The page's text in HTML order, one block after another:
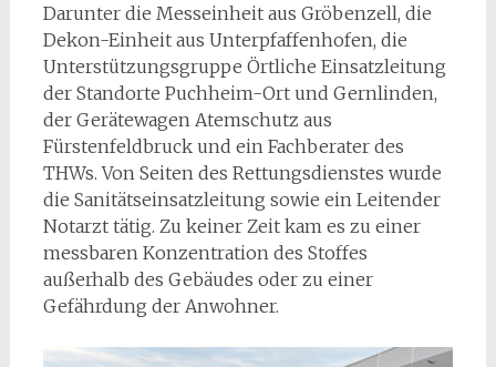
Darunter die Messeinheit aus Gröbenzell, die
Dekon-Einheit aus Unterpfaffenhofen, die
Unterstützungsgruppe Örtliche Einsatzleitung
der Standorte Puchheim-Ort und Gernlinden,
der Gerätewagen Atemschutz aus
Fürstenfeldbruck und ein Fachberater des
THWs. Von Seiten des Rettungsdienstes wurde
die Sanitätseinsatzleitung sowie ein Leitender
Notarzt tätig. Zu keiner Zeit kam es zu einer
messbaren Konzentration des Stoffes
außerhalb des Gebäudes oder zu einer
Gefährdung der Anwohner.